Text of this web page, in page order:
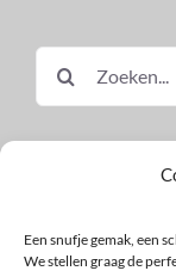
Een snufje gemak, een
We stellen graag de
naar: